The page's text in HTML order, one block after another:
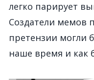
легко парирует
Создатели мемов
претензии могли
наше время и как